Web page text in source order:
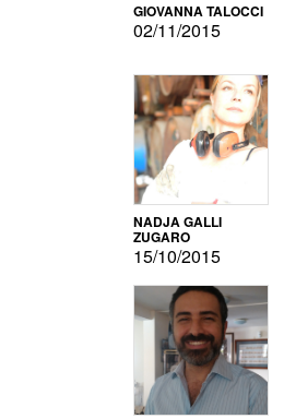
GIOVANNA TALOCCI
02/11/2015
NADJA GALLI
ZUGARO
15/10/2015